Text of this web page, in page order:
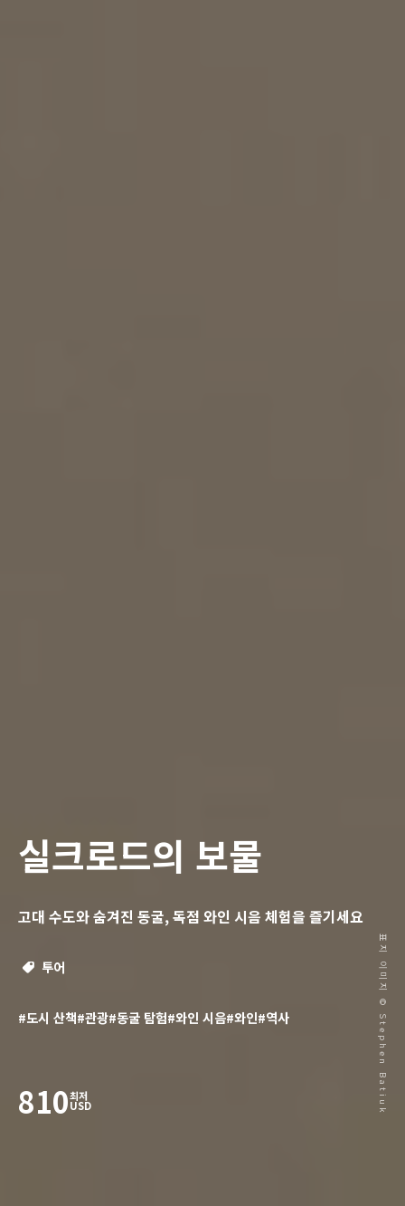
실크로드의 보물
고대 수도와 숨겨진 동굴, 독점 와인 시음 체험을 즐기세요
투어
#도시 산책#관광#동굴 탐험#와인 시음#와인#역사
810최저
USD 표지 이미지 © Stephen Batiuk